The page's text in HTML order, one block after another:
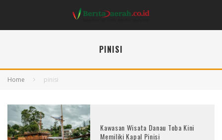
PINISI
Home pinisi
Kawasan Wisata Danau Toba Kini
Memiliki Kapal Pinisi